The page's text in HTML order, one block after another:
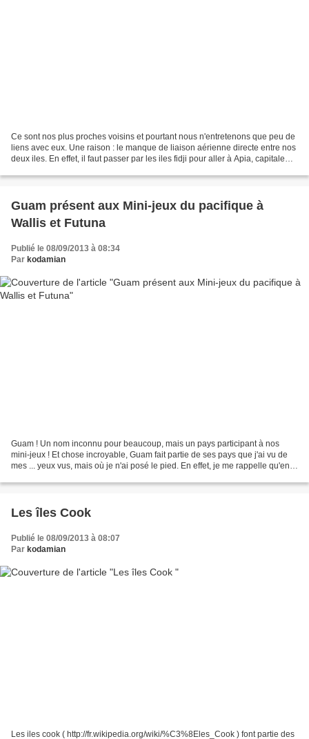
Ce sont nos plus proches voisins et pourtant nous n'entretenons que peu de
liens avec eux. Une raison : le manque de liaison aérienne directe entre nos
deux iles. En effet, il faut passer par les iles fidji pour aller à Apia, capitale
Guam présent aux Mini-jeux du pacifique à
Wallis et Futuna
Publié le 08/09/2013 à 08:34
Par kodamian
Guam ! Un nom inconnu pour beaucoup, mais un pays participant à nos
mini-jeux ! Et chose incroyable, Guam fait partie de ses pays que j'ai vu de
mes ... yeux vus, mais où je n'ai posé le pied. En effet, je me rappelle qu'en
Les îles Cook
Publié le 08/09/2013 à 08:07
Par kodamian
Les iles cook ( http://fr.wikipedia.org/wiki/%C3%8Eles_Cook ) font partie des